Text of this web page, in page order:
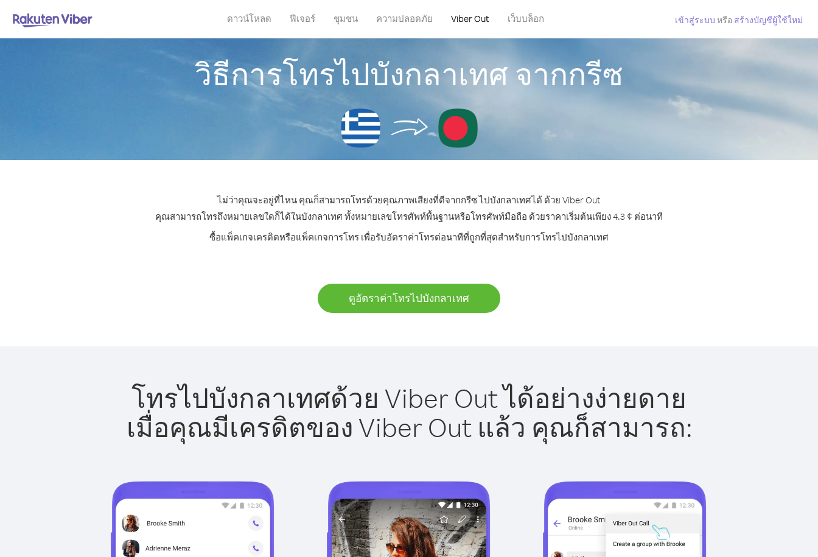
ดาวน์โหลด ฟีเจอร์ ชุมชน ความปลอดภัย Viber Out เว็บบล็อก เข้าสู่ระบบ หรือ สร้างบัญชีผู้ใช้ใหม่
วิธีการโทรไปบังกลาเทศ จากกรีซ
ไม่ว่าคุณจะอยู่ที่ไหน คุณก็สามารถโทรด้วยคุณภาพเสียงที่ดีจากกรีซ ไปบังกลาเทศได้ ด้วย Viber Out
คุณสามารถโทรถึงหมายเลขใดก็ได้ในบังกลาเทศ ทั้งหมายเลขโทรศัพท์พื้นฐานหรือโทรศัพท์มือถือ ด้วยราคาเริ่มต้นเพียง 4.3 ¢ ต่อนาที
ซื้อแพ็คเกจเครดิตหรือแพ็คเกจการโทร เพื่อรับอัตราค่าโทรต่อนาทีที่ถูกที่สุดสำหรับการโทรไปบังกลาเทศ
ดูอัตราค่าโทรไปบังกลาเทศ
โทรไปบังกลาเทศด้วย Viber Out ได้อย่างง่ายดาย
เมื่อคุณมีเครดิตของ Viber Out แล้ว คุณก็สามารถ: